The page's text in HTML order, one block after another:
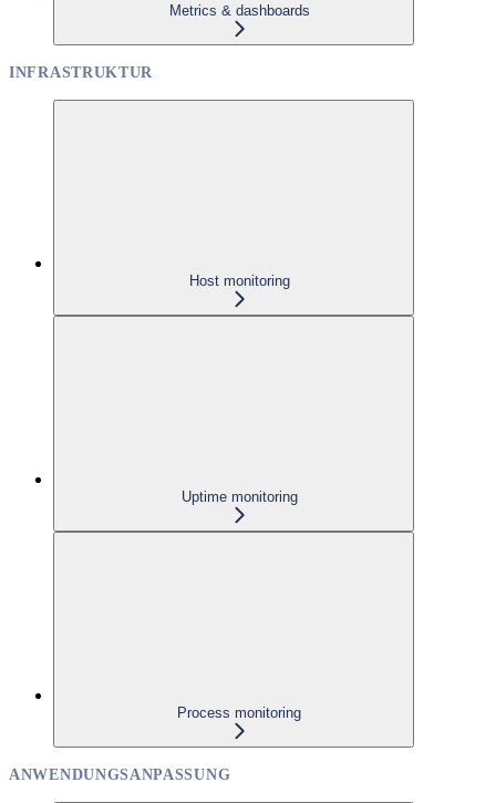
Metrics & dashboards
INFRASTRUKTUR
Host monitoring
Uptime monitoring
Process monitoring
ANWENDUNGSANPASSUNG